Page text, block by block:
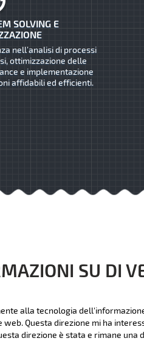
SOLVING E
nell’analisi di processi
ottimizzazione delle
e implementazione
affidabili ed efficienti.
SU DI
alla tecnologia
Questa direzione mi ha
direzione è stata e rimane una